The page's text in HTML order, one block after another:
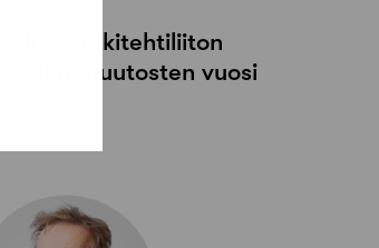
Arkkitehtiliiton
ollut muutosten vuosi